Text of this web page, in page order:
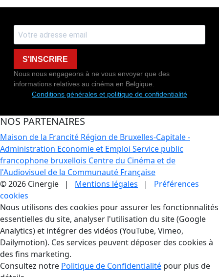
S'INSCRIRE
Nous nous engageons à ne vous envoyer que des
informations relatives au cinéma en Belgique.
Conditions générales et politique de confidentialité
NOS PARTENAIRES
Maison de la Francité Région de Bruxelles-Capitale -
Administration Economie et Emploi Service public
francophone bruxellois Centre du Cinéma et de
l'Audiovisuel de la Communauté Française
© 2026 Cinergie | Mentions légales | Préférences
cookies
Gestion des Cookies
Nous utilisons des cookies pour assurer les fonctionnalités
essentielles du site, analyser l'utilisation du site (Google
Analytics) et intégrer des vidéos (YouTube, Vimeo,
Dailymotion). Ces services peuvent déposer des cookies à
des fins marketing.
Consultez notre Politique de Confidentialité pour plus de